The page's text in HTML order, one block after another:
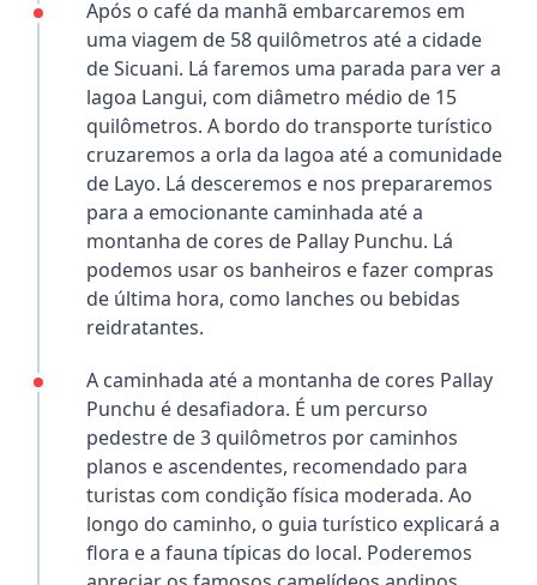
Após o café da manhã embarcaremos em
uma viagem de 58 quilômetros até a cidade
de Sicuani. Lá faremos uma parada para ver a
lagoa Langui, com diâmetro médio de 15
quilômetros. A bordo do transporte turístico
cruzaremos a orla da lagoa até a comunidade
de Layo. Lá desceremos e nos prepararemos
para a emocionante caminhada até a
montanha de cores de Pallay Punchu. Lá
podemos usar os banheiros e fazer compras
de última hora, como lanches ou bebidas
reidratantes.
A caminhada até a montanha de cores Pallay
Punchu é desafiadora. É um percurso
pedestre de 3 quilômetros por caminhos
planos e ascendentes, recomendado para
turistas com condição física moderada. Ao
longo do caminho, o guia turístico explicará a
flora e a fauna típicas do local. Poderemos